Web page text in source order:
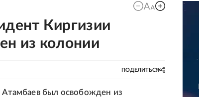
Киргизии
из колонии
ПОДЕЛИТЬСЯ
был освобожден из